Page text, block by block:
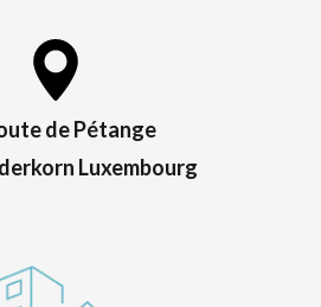
de Pétange
Luxembourg